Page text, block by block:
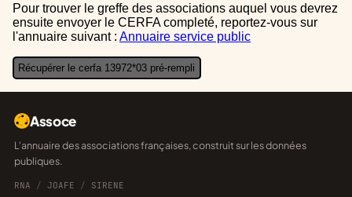
Pour trouver le greffe des associations auquel vous devrez
ensuite envoyer le CERFA completé, reportez-vous sur
l'annuaire suivant : Annuaire service public
Récupérer le cerfa 13972*03 pré-rempli
Assoce
L'annuaire des associations françaises, construit sur les données
publiques.
RNA / JOAFE / SIRENE